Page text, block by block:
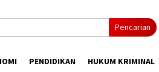
Pencarian
PENDIDIKAN HUKUM KRIMINAL